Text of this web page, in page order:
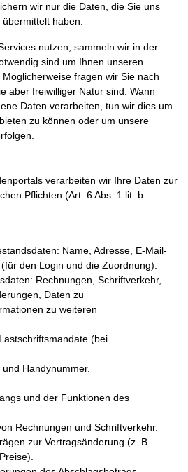
wir nur die Daten, die Sie uns
haben.
nutzen, sammeln wir in der
sind um Ihnen unseren
fragen wir Sie nach
aber freiwilliger Natur sind. Wann
Daten verarbeiten, tun wir dies um
zu können oder um unsere
verarbeiten wir Ihre Daten zur
Pflichten (Art. 6 Abs. 1 lit. b
Name, Adresse, E-Mail-
den Login und die Zuordnung).
Rechnungen, Schriftverkehr,
Daten zu
zu weiteren
(bei
Handynummer.
und der Funktionen des
Rechnungen und Schriftverkehr.
zur Vertragsänderung (z. B.